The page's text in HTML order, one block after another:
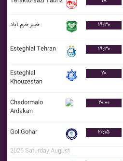
خيبر خرم آباد ۱۹:۳۰
Esteghlal Tehran ۱۹:۳۰
Esteghlal
Khouzestan
۲۰
Chadormalo
Ardakan
۲۰:۰۰
Gol Gohar ۲۰:۱۵
2026 Saturday August